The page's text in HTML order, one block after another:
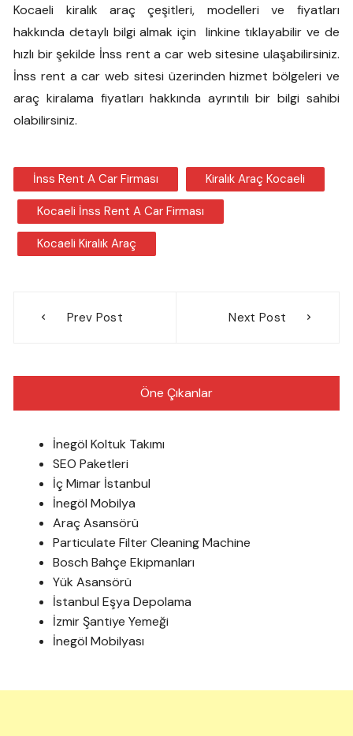
Kocaeli kiralık araç çeşitleri, modelleri ve fiyatları
hakkında detaylı bilgi almak için linkine tıklayabilir ve de
hızlı bir şekilde İnss rent a car web sitesine ulaşabilirsiniz.
İnss rent a car web sitesi üzerinden hizmet bölgeleri ve
araç kiralama fiyatları hakkında ayrıntılı bir bilgi sahibi
olabilirsiniz.
İnss Rent A Car Firması Kiralık Araç Kocaeli
Kocaeli İnss Rent A Car Firması
Kocaeli Kiralık Araç
gezinmesi
Prev Post Next Post
Öne Çıkanlar
İnegöl Koltuk Takımı
SEO Paketleri
İç Mimar İstanbul
İnegöl Mobilya
Araç Asansörü
Particulate Filter Cleaning Machine
Bosch Bahçe Ekipmanları
Yük Asansörü
İstanbul Eşya Depolama
İzmir Şantiye Yemeği
İnegöl Mobilyası